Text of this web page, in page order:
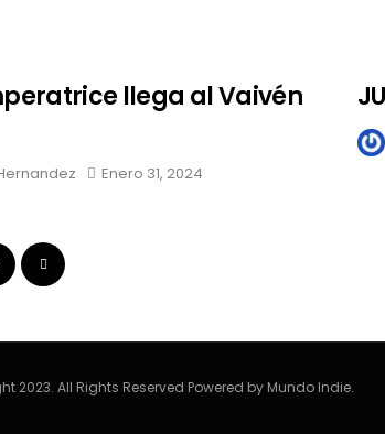
llega al Vaivén
Enero 31, 2024
2023. All Rights Reserved Powered by Mundo Indie.